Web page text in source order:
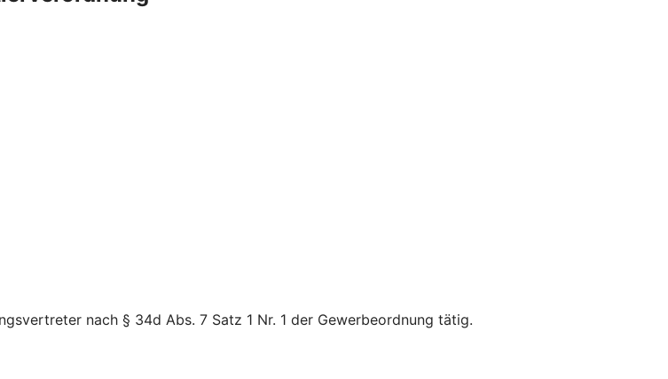
nach § 34d Abs. 7 Satz 1 Nr. 1 der Gewerbeordnung tätig.